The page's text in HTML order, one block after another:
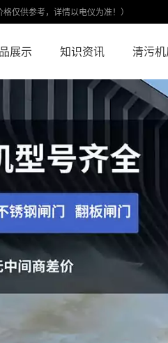
仅供参考，详情以电仪为准！）
展示 知识资讯 清污